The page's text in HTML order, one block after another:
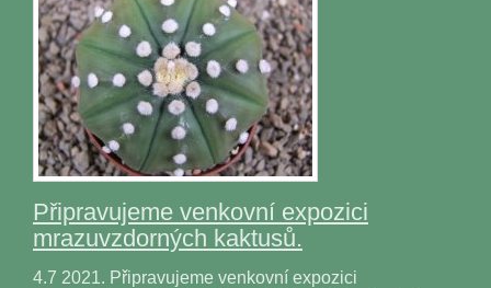
Připravujeme venkovní expozici
mrazuvzdorných kaktusů.
4.7 2021. Připravujeme venkovní expozici